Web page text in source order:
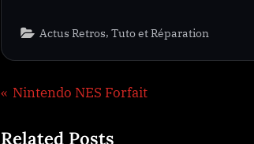
Actus Retros,Tuto et Réparation
Navigation
de
P
e
Nintendo NES Forfait
Related Posts